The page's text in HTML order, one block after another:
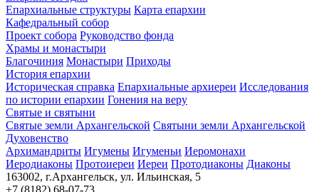
Епархиальные структуры Карта епархии
Кафедральный собор
Проект собора Руководство фонда
Храмы и монастыри
Благочиния Монастыри Приходы
История епархии
Историческая справка Епархиальные архиереи Исследования
по истории епархии Гонения на веру
Святые и святыни
Святые земли Архангельской Святыни земли Архангельской
Духовенство
Архимандриты Игумены Игуменьи Иеромонахи
Иеродиаконы Протоиереи Иереи Протодиаконы Диаконы
163002, г.Архангельск, ул. Ильинская, 5
+7 (8182) 68-07-73